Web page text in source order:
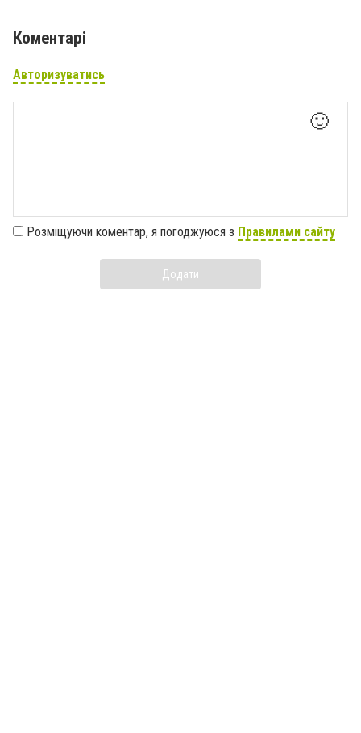
Коментарі
Авторизуватись
🙂
Розміщуючи коментар, я погоджуюся з Правилами сайту
Додати